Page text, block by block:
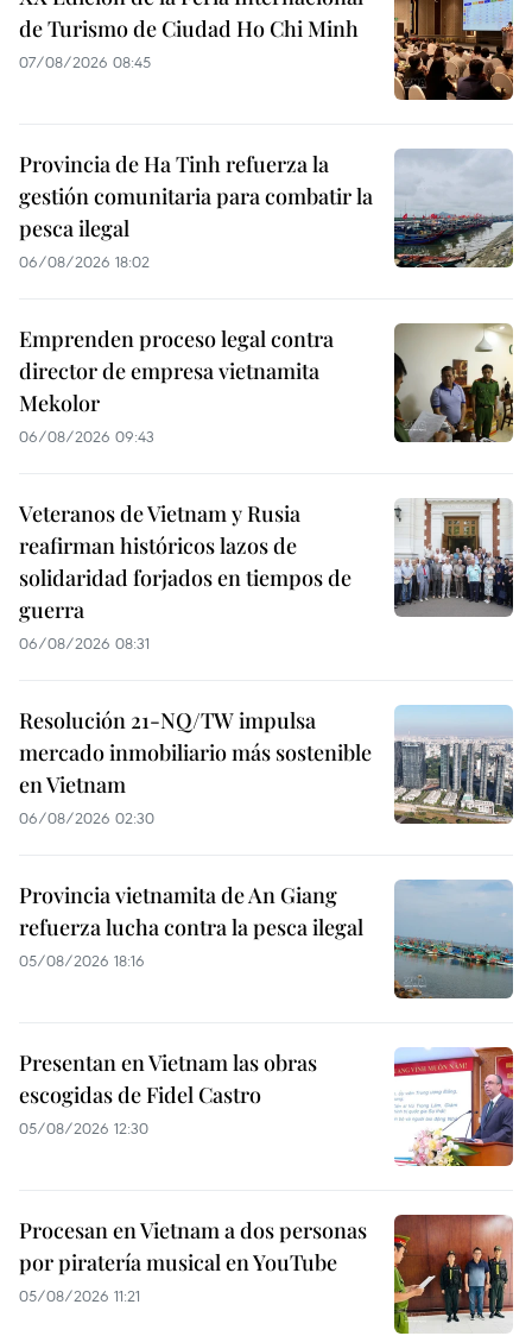
de Turismo de Ciudad Ho Chi Minh
07/08/2026 08:45
Provincia de Ha Tinh refuerza la
gestión comunitaria para combatir la
pesca ilegal
06/08/2026 18:02
Emprenden proceso legal contra
director de empresa vietnamita
Mekolor
06/08/2026 09:43
Veteranos de Vietnam y Rusia
reafirman históricos lazos de
solidaridad forjados en tiempos de
guerra
06/08/2026 08:31
Resolución 21-NQ/TW impulsa
mercado inmobiliario más sostenible
en Vietnam
06/08/2026 02:30
Provincia vietnamita de An Giang
refuerza lucha contra la pesca ilegal
05/08/2026 18:16
Presentan en Vietnam las obras
escogidas de Fidel Castro
05/08/2026 12:30
Procesan en Vietnam a dos personas
por piratería musical en YouTube
05/08/2026 11:21